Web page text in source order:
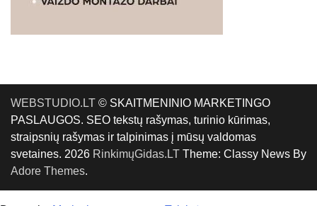
WEBSTUDIO.LT © SKAITMENINIO MARKETINGO
PASLAUGOS. SEO tekstų rašymas, turinio kūrimas,
straipsnių rašymas ir talpinimas į mūsų valdomas
svetaines. 2026 RinkimųGidas.LT Theme: Classy News By
Adore Themes.